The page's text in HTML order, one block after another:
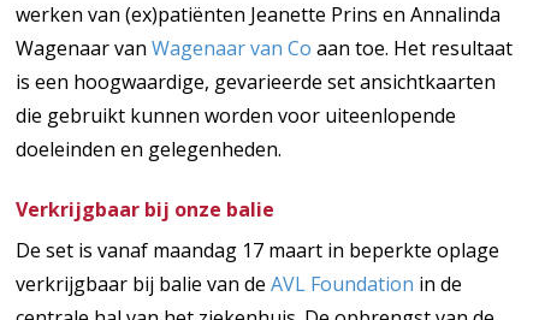
werken van (ex)patiënten Jeanette Prins en Annalinda
Wagenaar vanWagenaar van Co aan toe. Het resultaat
is een hoogwaardige, gevarieerde set ansichtkaarten
die gebruikt kunnen worden voor uiteenlopende
doeleinden en gelegenheden.
Verkrijgbaar bij onze balie
De set is vanaf maandag 17 maart in beperkte oplage
verkrijgbaar bij balie van deAVL Foundation in de